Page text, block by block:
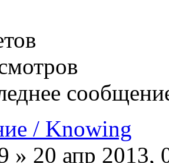
/ Knowing
» 20 апр 2013,